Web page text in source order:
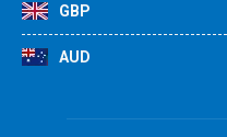
GBP
AUD